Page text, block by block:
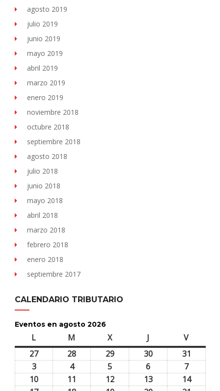
agosto 2019
julio 2019
junio 2019
mayo 2019
abril 2019
marzo 2019
enero 2019
noviembre 2018
octubre 2018
septiembre 2018
agosto 2018
julio 2018
junio 2018
mayo 2018
abril 2018
marzo 2018
febrero 2018
enero 2018
septiembre 2017
CALENDARIO TRIBUTARIO
Eventos en agosto 2026
L M Xmiércoles J Vviernes
2727
28 2929
2026
3030
2026
31
2026
33
agosto,
44
agosto,
5
agosto,
6
agosto,
77
agosto,
10 11 1212
1313
1414